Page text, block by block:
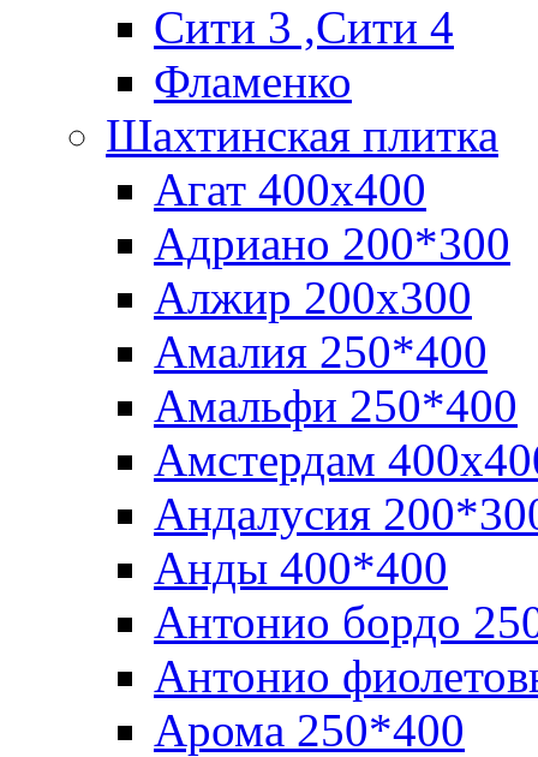
Сити 3 ,Сити 4
Фламенко
Шахтинская плитка
Агат 400х400
Адриано 200*300
Алжир 200х300
Амалия 250*400
Амальфи 250*400
Амстердам
Андалусия
Анды 400*400
Антонио бордо
Антонио
Арома 250*400